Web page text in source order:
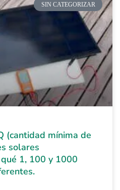
SIN CATEGORIZAR
(cantidad mínima de
solares
1, 100 y 1000